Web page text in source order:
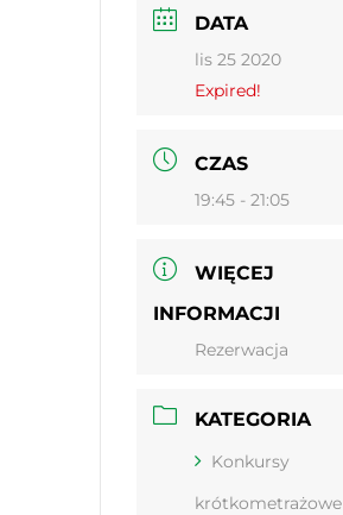
DATA
lis 25 2020
Expired!
CZAS
19:45 - 21:05
WIĘCEJ
INFORMACJI
Rezerwacja
KATEGORIA
Konkursy
krótkometrażowe